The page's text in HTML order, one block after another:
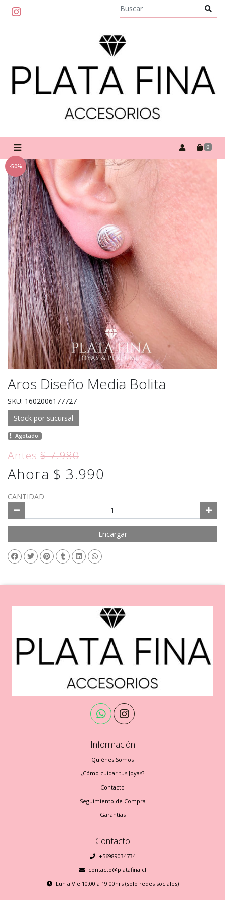
0
-50%
Aros Diseño Media Bolita
SKU: 1602006177727
Stock por sucursal
Agotado.
Antes$ 7.980
Ahora $ 3.990
CANTIDAD
Encargar
Información
Quiénes Somos
¿Cómo cuidar tus Joyas?
Contacto
Seguimiento de Compra
Garantías
Contacto
+56989034734
contacto@platafina.cl
Lun a Vie 10:00 a 19:00hrs (solo redes sociales)